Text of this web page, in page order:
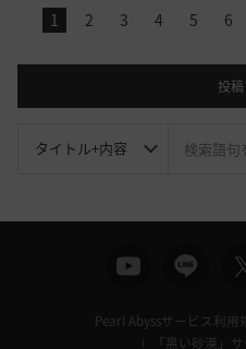
1 2 3 4 5 6
投
Pearl Abyssサービス利用
「黒い砂漠」